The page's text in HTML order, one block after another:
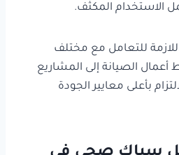
الاستخدام المكثف.
للتعامل مع مختلف
الصيانة إلى المشاريع
بأعلى معايير الجودة